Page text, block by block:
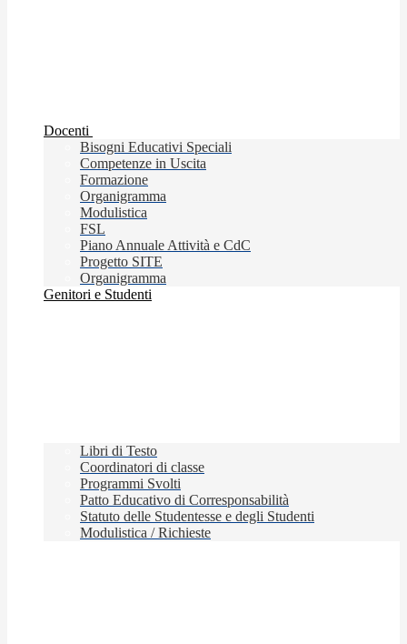
Docenti
Bisogni Educativi Speciali
Competenze in Uscita
Formazione
Organigramma
Modulistica
FSL
Piano Annuale Attività e CdC
Progetto SITE
Organigramma
Genitori e Studenti
Libri di Testo
Coordinatori di classe
Programmi Svolti
Patto Educativo di Corresponsabilità
Statuto delle Studentesse e degli Studenti
Modulistica / Richieste